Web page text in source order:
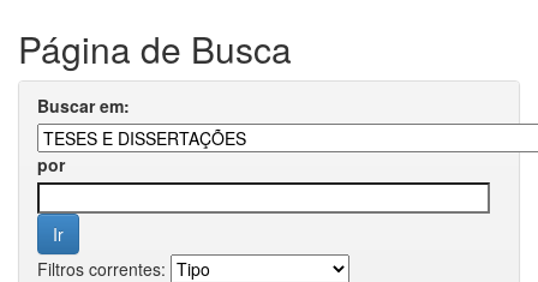
Página de Busca
Buscar em:
por
Filtros correntes: